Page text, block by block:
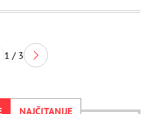
1 / 3
NAJČITANIJE